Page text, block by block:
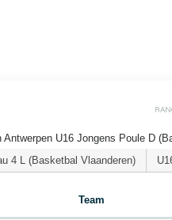
Antwerpen U16 Jongens Poule D
4 L (Basketbal Vlaanderen)
Team